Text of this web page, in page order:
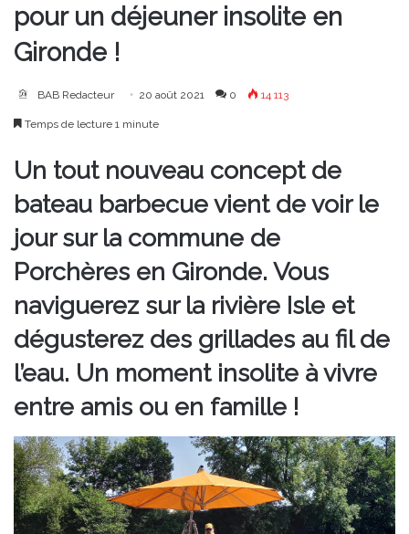
pour un déjeuner insolite en
Gironde !
BAB Redacteur 20 août 2021 0 14 113
Temps de lecture 1 minute
Un tout nouveau concept de
bateau barbecue vient de voir le
jour sur la commune de
Porchères en Gironde. Vous
naviguerez sur la rivière Isle et
dégusterez des grillades au fil de
l’eau. Un moment insolite à vivre
entre amis ou en famille !